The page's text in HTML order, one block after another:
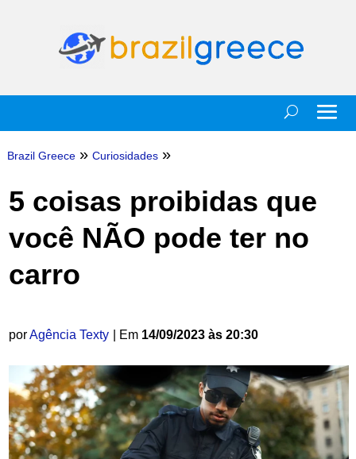
Brazil Greece » Curiosidades »
5 coisas proibidas que
você NÃO pode ter no
carro
porAgência Texty | Em 14/09/2023 às 20:30